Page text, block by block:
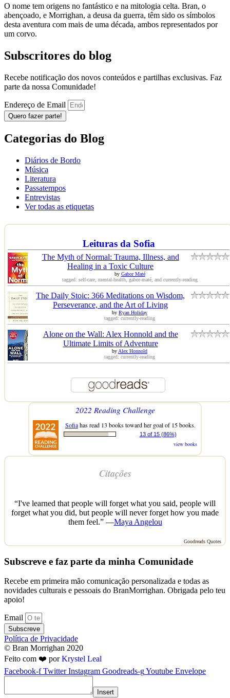
O nome tem origens no fantástico e na mitologia celta. Bran, o
abençoado, e Morrighan, a deusa da guerra, têm sido os símbolos
desta aventura com mais de uma década, ambos representados por
um corvo.
Subscritores do blog
Recebe notificação dos novos conteúdos e partilhas exclusivas. Faz
parte da nossa Comunidade!
Endereço de Email
Quero fazer parte!
Categorias do Blog
Diários de Bordo
Música
Literatura
Passatempos
Entrevistas
Ver todas as etiquetas
Leituras da Sofia
The Myth of Normal: Trauma, Illness, and
Healing in a Toxic Culture
by Gabor Maté
tagged: self-care, mental-health, gabor-maté, and currently-reading
The Daily Stoic: 366 Meditations on Wisdom,
Perseverance, and the Art of Living
by Ryan Holiday
tagged: currently-reading
Alone on the Wall: Alex Honnold and the
Ultimate Limits of Adventure
byAlex Honnold
tagged: currently-reading
2022 Reading Challenge
Sofiahas read 13 books toward her goal of 15 books.
13 of 15 (86%)
view books
Citações
“I've learned that people will forget what you said, people will
forget what you did, but people will never forget how you made
them feel.” —Maya Angelou
Goodreads Quotes
Subscreve e faz parte da minha Comunidade
Recebe em primeira mão comunicação personalizada e todas as
novidades culturais e pessoais do BranMorrighan. Obrigada pelo teu
apoio!
Email
Subscreve
Política de Privacidade
© Bran Morrighan 2020
Feito com ❤️ porKrystel Leal
Facebook-f Twitter Instagram Goodreads-gYoutube Envelope
Insert